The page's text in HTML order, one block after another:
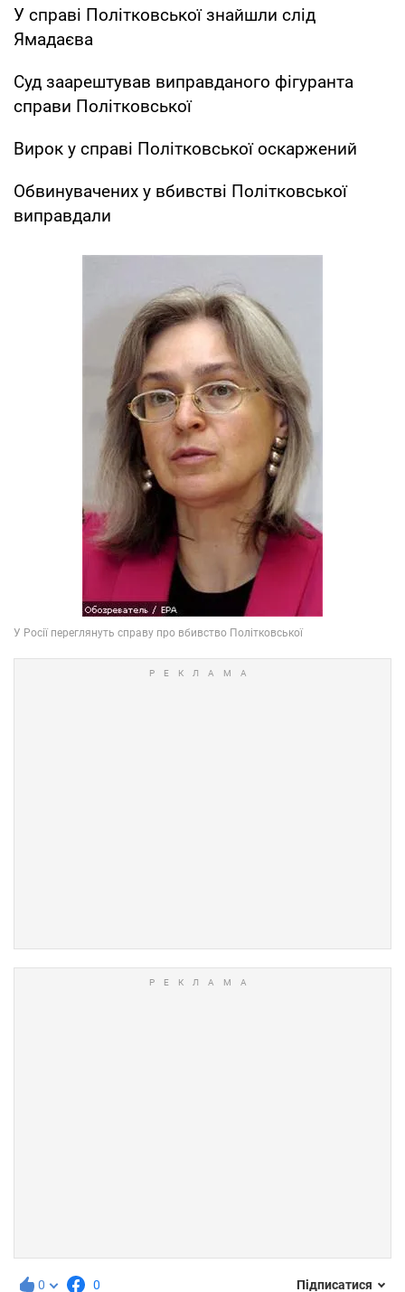
У справі Політковської знайшли слід
Ямадаєва
Суд заарештував виправданого фігуранта
справи Політковської
Вирок у справі Політковської оскаржений
Обвинувачених у вбивстві Політковської
виправдали
0 0 Підписатися